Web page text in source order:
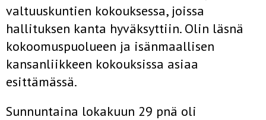
valtuuskuntien kokouksessa, joissa
hallituksen kanta hyväksyttiin. Olin läsnä
kokoomuspuolueen ja isänmaallisen
kansanliikkeen kokouksissa asiaa
esittämässä.
Sunnuntaina lokakuun 29 pnä oli